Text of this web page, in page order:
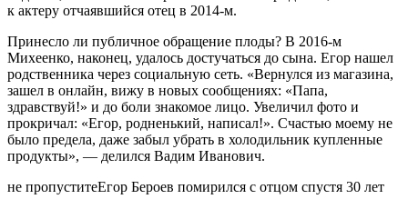
к актеру отчаявшийся отец в 2014-м.
Принесло ли публичное обращение плоды? В 2016-м
Михеенко, наконец, удалось достучаться до сына. Егор нашел
родственника через социальную сеть. «Вернулся из магазина,
зашел в онлайн, вижу в новых сообщениях: «Папа,
здравствуй!» и до боли знакомое лицо. Увеличил фото и
прокричал: «Егор, родненький, написал!». Счастью моему не
было предела, даже забыл убрать в холодильник купленные
продукты», — делился Вадим Иванович.
не пропуститеЕгор Бероев помирился с отцом спустя 30 лет